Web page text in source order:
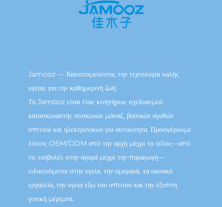
Jamooz — Καινοτομεύοντας την τεχνολογία καλής
υγείας για την καθημερινή ζωή.
Το Jamooz είναι ένας κινητήριος σχεδιασμού
κατασκευαστής συσκευών μάσαζ, βασικών αγαθών
σπιτιού και ηλεκτρονικών για αυτοκίνητα. Προσφέρουμε
λύσεις OEM/ODM από την αρχή μέχρι το τέλος—από
τις εισβολές στην αγορά μέχρι την παραγωγή—
ειδικευόμενοι στην υγεία, την ομορφιά, τα οικιακά
εργαλεία, την υγεία έξω του σπιτιού και την έξυπνη
γονική μέριμνα.